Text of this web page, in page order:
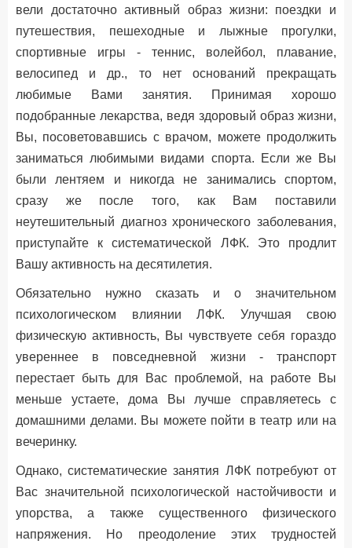
вели достаточно активный образ жизни: поездки и
путешествия, пешеходные и лыжные прогулки,
спортивные игры - теннис, волейбол, плавание,
велосипед и др., то нет оснований прекращать
любимые Вами занятия. Принимая хорошо
подобранные лекарства, ведя здоровый образ жизни,
Вы, посоветовавшись с врачом, можете продолжить
заниматься любимыми видами спорта. Если же Вы
были лентяем и никогда не занимались спортом,
сразу же после того, как Вам поставили
неутешительный диагноз хронического заболевания,
приступайте к систематической ЛФК. Это продлит
Вашу активность на десятилетия.
Обязательно нужно сказать и о значительном
психологическом влиянии ЛФК. Улучшая свою
физическую активность, Вы чувствуете себя гораздо
увереннее в повседневной жизни - транспорт
перестает быть для Вас проблемой, на работе Вы
меньше устаете, дома Вы лучше справляетесь с
домашними делами. Вы можете пойти в театр или на
вечеринку.
Однако, систематические занятия ЛФК потребуют от
Вас значительной психологической настойчивости и
упорства, а также существенного физического
напряжения. Но преодоление этих трудностей